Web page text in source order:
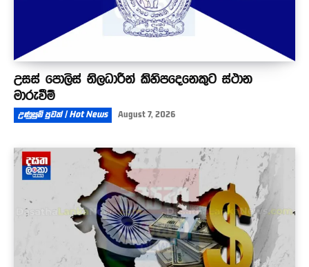
උසස් පොලිස් නිලධාරීන් කිහිපදෙනෙකුට ස්ථාන
මාරුවීම්
උණුසුම් පුවත් | Hot News August 7, 2026